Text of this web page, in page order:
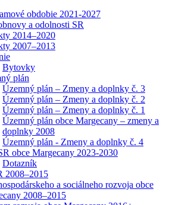
obdobie 2021-2027
a odolnosti SR
2014–2020
2007–2013
Bytovky
plán
Územný plán – Zmeny a doplnky č. 3
Územný plán – Zmeny a doplnky č. 2
Územný plán – Zmeny a doplnky č. 1
Územný plán obce Margecany – zmeny a
doplnky 2008
Územný plán - Zmeny a doplnky č. 4
obce Margecany 2023-2030
Dotazník
2008–2015
a sociálneho rozvoja obce
2008–2015